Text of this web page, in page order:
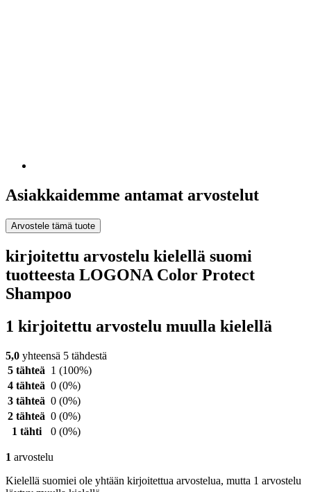
Asiakkaidemme antamat arvostelut
Arvostele tämä tuote
kirjoitettu arvostelu kielellä suomi
tuotteesta LOGONA Color Protect
Shampoo
1 kirjoitettu arvostelu muulla kielellä
5,0 yhteensä 5 tähdestä
5 tähteä 1 (100%)
4 tähteä 0 (0%)
3 tähteä 0 (0%)
2 tähteä 0 (0%)
1 tähti
0 (0%)
1 arvostelu
Kielellä suomiei ole yhtään kirjoitettua arvostelua, mutta 1 arvostelu